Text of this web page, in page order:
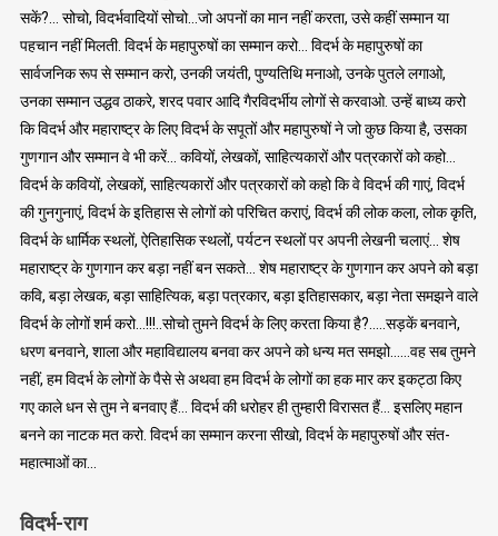
सकें?… सोचो, विदर्भवादियों सोचो…जो अपनों का मान नहीं करता, उसे कहीं सम्मान या
पहचान नहीं मिलती. विदर्भ के महापुरुषों का सम्मान करो… विदर्भ के महापुरुषों का
सार्वजनिक रूप से सम्मान करो, उनकी जयंती, पुण्यतिथि मनाओ, उनके पुतले लगाओ,
उनका सम्मान उद्धव ठाकरे, शरद पवार आदि गैरविदर्भीय लोगों से करवाओ. उन्हें बाध्य करो
कि विदर्भ और महाराष्ट्र के लिए विदर्भ के सपूतों और महापुरुषों ने जो कुछ किया है, उसका
गुणगान और सम्मान वे भी करें… कवियों, लेखकों, साहित्यकारों और पत्रकारों को कहो…
विदर्भ के कवियों, लेखकों, साहित्यकारों और पत्रकारों को कहो कि वे विदर्भ की गाएं, विदर्भ
की गुनगुनाएं, विदर्भ के इतिहास से लोगों को परिचित कराएं, विदर्भ की लोक कला, लोक कृति,
विदर्भ के धार्मिक स्थलों, ऐतिहासिक स्थलों, पर्यटन स्थलों पर अपनी लेखनी चलाएं… शेष
महाराष्ट्र के गुणगान कर बड़ा नहीं बन सकते… शेष महाराष्ट्र के गुणगान कर अपने को बड़ा
कवि, बड़ा लेखक, बड़ा साहित्यिक, बड़ा पत्रकार, बड़ा इतिहासकार, बड़ा नेता समझने वाले
विदर्भ के लोगों शर्म करो…!!!..सोचो तुमने विदर्भ के लिए करता किया है?…..सड़कें बनवाने,
धरण बनवाने, शाला और महाविद्यालय बनवा कर अपने को धन्य मत समझो……वह सब तुमने
नहीं, हम विदर्भ के लोगों के पैसे से अथवा हम विदर्भ के लोगों का हक मार कर इकट्ठा किए
गए काले धन से तुम ने बनवाए हैं… विदर्भ की धरोहर ही तुम्हारी विरासत हैं… इसलिए महान
बनने का नाटक मत करो. विदर्भ का सम्मान करना सीखो, विदर्भ के महापुरुषों और संत-
महात्माओं का…
विदर्भ-राग